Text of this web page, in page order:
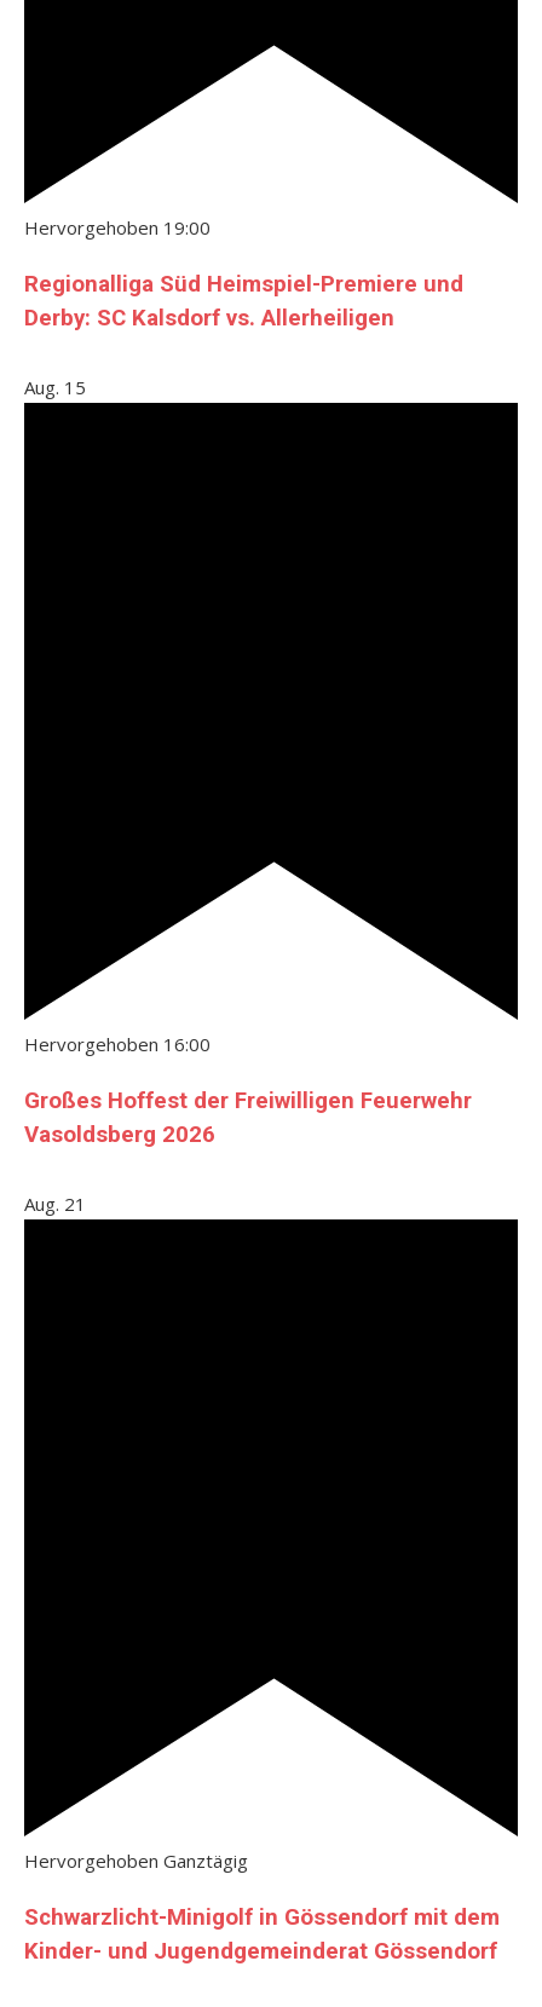
Hervorgehoben 19:00
Regionalliga Süd Heimspiel-Premiere und
Derby: SC Kalsdorf vs. Allerheiligen
Aug. 15
Hervorgehoben 16:00
Großes Hoffest der Freiwilligen Feuerwehr
Vasoldsberg 2026
Aug. 21
Hervorgehoben Ganztägig
Schwarzlicht-Minigolf in Gössendorf mit dem
Kinder- und Jugendgemeinderat Gössendorf